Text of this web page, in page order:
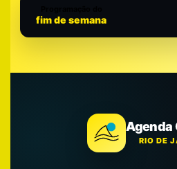
fim de semana
Agenda
RIO DE